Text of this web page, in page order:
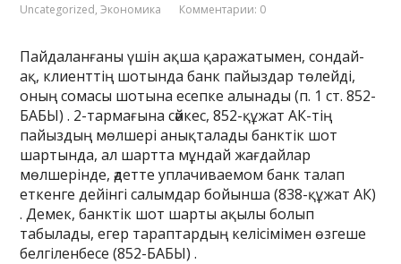
Uncategorized,Экономика Комментарии: 0
Пайдаланғаны үшін ақша қаражатымен, сондай-
ақ, клиенттің шотында банк пайыздар төлейді,
оның сомасы шотына есепке алынады (п. 1 ст. 852-
БАБЫ) . 2-тармағына сәйкес, 852-құжат АК-тің
пайыздың мөлшері анықталады банктік шот
шартында, ал шартта мұндай жағдайлар
мөлшерінде, әдетте уплачиваемом банк талап
еткенге дейінгі салымдар бойынша (838-құжат АК)
. Демек, банктік шот шарты ақылы болып
табылады, егер тараптардың келісімімен өзгеше
белгіленбесе (852-БАБЫ) .